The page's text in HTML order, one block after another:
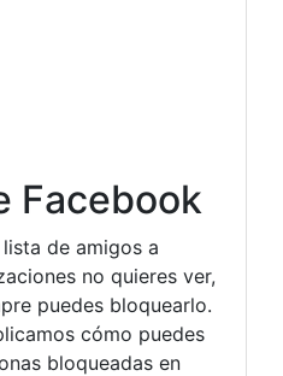
Facebook
de amigos a
no quieres ver,
puedes bloquearlo.
cómo puedes
bloqueadas en